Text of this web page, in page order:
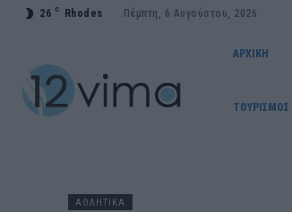
26 C Rhodes Πέμπτη, 6 Αυγούστου, 2026
ΑΡΧΙΚΗ
ΤΟΥΡΙΣΜΟΣ
ΑΘΛΗΤΙΚΑ